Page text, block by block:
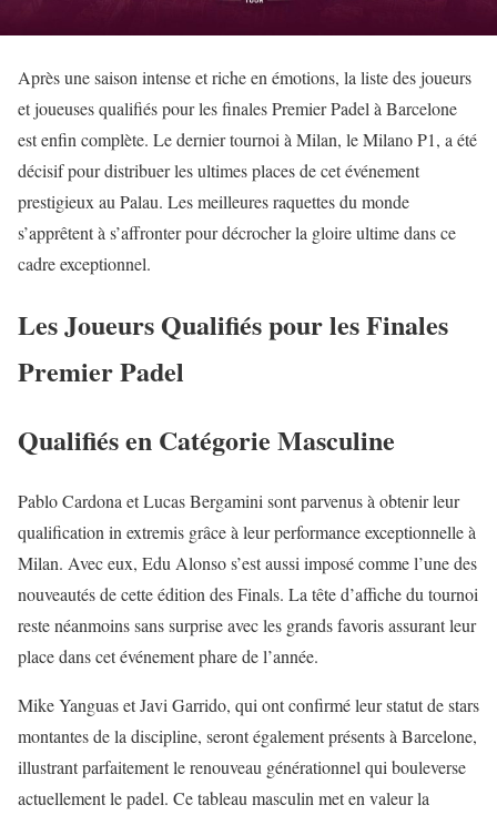
Après une saison intense et riche en émotions, la liste des joueurs
et joueuses qualifiés pour les finales Premier Padel à Barcelone
est enfin complète. Le dernier tournoi à Milan, le Milano P1, a été
décisif pour distribuer les ultimes places de cet événement
prestigieux au Palau. Les meilleures raquettes du monde
s’apprêtent à s’affronter pour décrocher la gloire ultime dans ce
cadre exceptionnel.
Les Joueurs Qualifiés pour les Finales
Premier Padel
Qualifiés en Catégorie Masculine
Pablo Cardona et Lucas Bergamini sont parvenus à obtenir leur
qualification in extremis grâce à leur performance exceptionnelle à
Milan. Avec eux, Edu Alonso s’est aussi imposé comme l’une des
nouveautés de cette édition des Finals. La tête d’affiche du tournoi
reste néanmoins sans surprise avec les grands favoris assurant leur
place dans cet événement phare de l’année.
Mike Yanguas et Javi Garrido, qui ont confirmé leur statut de stars
montantes de la discipline, seront également présents à Barcelone,
illustrant parfaitement le renouveau générationnel qui bouleverse
actuellement le padel. Ce tableau masculin met en valeur la